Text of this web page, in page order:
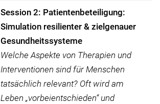
Session 2: Patientenbeteiligung:
Simulation resilienter & zielgenauer
Gesundheitssysteme
Welche Aspekte von Therapien und
Interventionen sind für Menschen
tatsächlich relevant? Oft wird am
Leben „vorbeientschieden“ und